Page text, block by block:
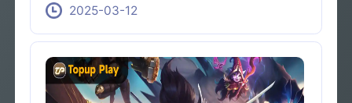
2025-03-12